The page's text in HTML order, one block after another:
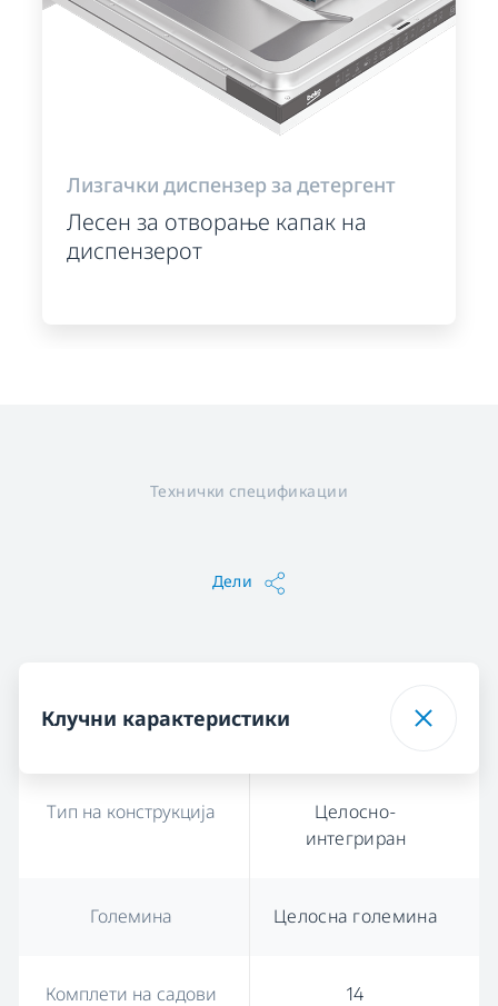
Лизгачки диспензер за детергент
Лесен за отворање капак на
диспензерот
Технички спецификации
Дели
Клучни карактеристики
Тип на конструкција
Целосно-
интегриран
Големина Целосна големина
Комплети на садови 14